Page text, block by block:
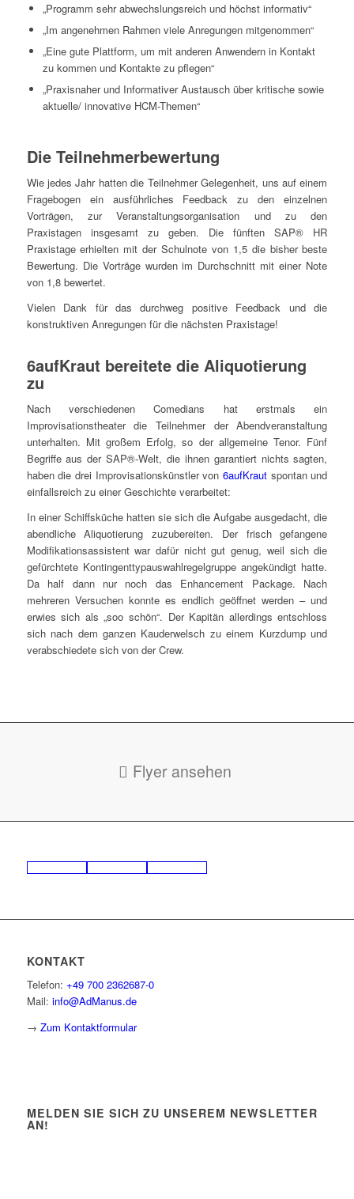
„Programm sehr abwechslungsreich und höchst informativ“
„Im angenehmen Rahmen viele Anregungen mitgenommen“
„Eine gute Plattform, um mit anderen Anwendern in Kontakt
zu kommen und Kontakte zu pflegen“
„Praxisnaher und Informativer Austausch über kritische sowie
aktuelle/ innovative HCM-Themen“
Die Teilnehmerbewertung
Wie jedes Jahr hatten die Teilnehmer Gelegenheit, uns auf einem
Fragebogen ein ausführliches Feedback zu den einzelnen
Vorträgen, zur Veranstaltungsorganisation und zu den
Praxistagen insgesamt zu geben. Die fünften SAP® HR
Praxistage erhielten mit der Schulnote von 1,5 die bisher beste
Bewertung. Die Vorträge wurden im Durchschnitt mit einer Note
von 1,8 bewertet.
Vielen Dank für das durchweg positive Feedback und die
konstruktiven Anregungen für die nächsten Praxistage!
6aufKraut bereitete die Aliquotierung
zu
Nach verschiedenen Comedians hat erstmals ein
Improvisationstheater die Teilnehmer der Abendveranstaltung
unterhalten. Mit großem Erfolg, so der allgemeine Tenor. Fünf
Begriffe aus der SAP®-Welt, die ihnen garantiert nichts sagten,
haben die drei Improvisationskünstler von6aufKraut spontan und
einfallsreich zu einer Geschichte verarbeitet:
In einer Schiffsküche hatten sie sich die Aufgabe ausgedacht, die
abendliche Aliquotierung zuzubereiten. Der frisch gefangene
Modifikationsassistent war dafür nicht gut genug, weil sich die
gefürchtete Kontingenttypauswahlregelgruppe angekündigt hatte.
Da half dann nur noch das Enhancement Package. Nach
mehreren Versuchen konnte es endlich geöffnet werden – und
erwies sich als „soo schön“. Der Kapitän allerdings entschloss
sich nach dem ganzen Kauderwelsch zu einem Kurzdump und
verabschiedete sich von der Crew.
Flyer ansehen
KONTAKT
Telefon: +49 700 2362687-0
Mail: info@AdManus.de
→ Zum Kontaktformular
MELDEN SIE SICH ZU UNSEREM NEWSLETTER
AN!